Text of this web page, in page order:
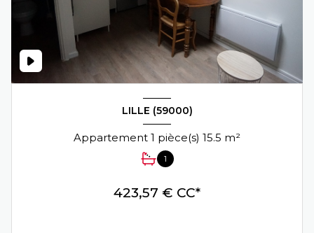
LILLE (59000)
Appartement 1 pièce(s) 15.5 m²
1
423,57 € CC*